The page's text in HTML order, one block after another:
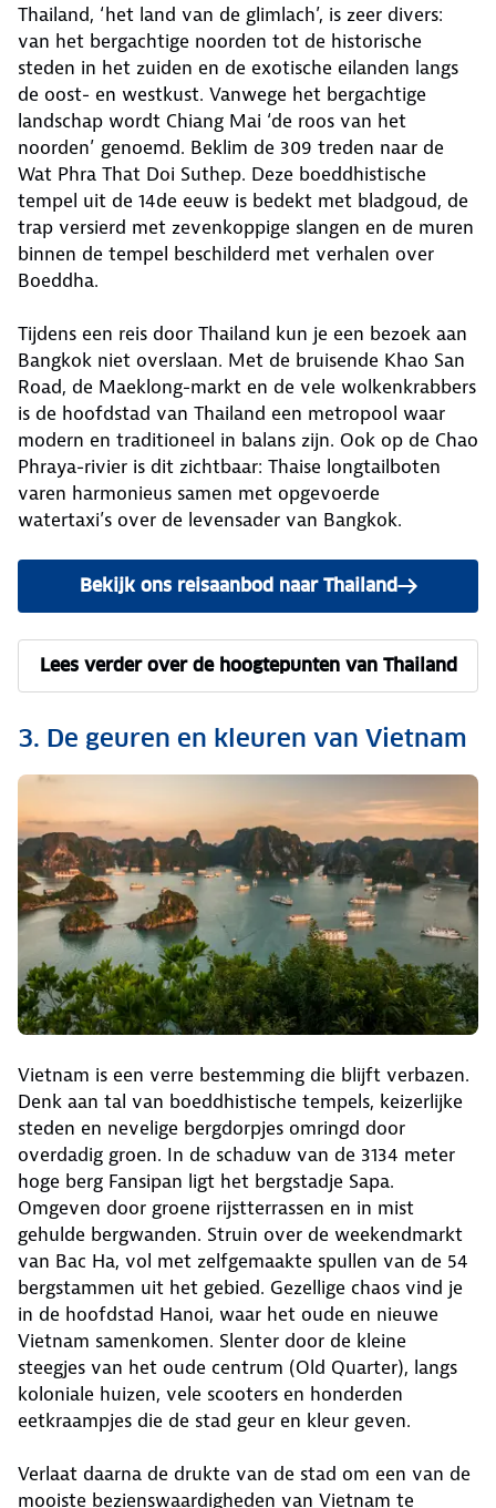
Thailand, ‘het land van de glimlach’, is zeer divers:
van het bergachtige noorden tot de historische
steden in het zuiden en de exotische eilanden langs
de oost- en westkust. Vanwege het bergachtige
landschap wordt Chiang Mai ‘de roos van het
noorden’ genoemd. Beklim de 309 treden naar de
Wat Phra That Doi Suthep. Deze boeddhistische
tempel uit de 14de eeuw is bedekt met bladgoud, de
trap versierd met zevenkoppige slangen en de muren
binnen de tempel beschilderd met verhalen over
Boeddha.
Tijdens een reis door Thailand kun je een bezoek aan
Bangkok niet overslaan. Met de bruisende Khao San
Road, de Maeklong-markt en de vele wolkenkrabbers
is de hoofdstad van Thailand een metropool waar
modern en traditioneel in balans zijn. Ook op de Chao
Phraya-rivier is dit zichtbaar: Thaise longtailboten
varen harmonieus samen met opgevoerde
watertaxi’s over de levensader van Bangkok.
Bekijk ons reisaanbod naar Thailand
Lees verder over de hoogtepunten van Thailand
3. De geuren en kleuren van Vietnam
Vietnam is een verre bestemming die blijft verbazen.
Denk aan tal van boeddhistische tempels, keizerlijke
steden en nevelige bergdorpjes omringd door
overdadig groen. In de schaduw van de 3134 meter
hoge berg Fansipan ligt het bergstadje Sapa.
Omgeven door groene rijstterrassen en in mist
gehulde bergwanden. Struin over de weekendmarkt
van Bac Ha, vol met zelfgemaakte spullen van de 54
bergstammen uit het gebied. Gezellige chaos vind je
in de hoofdstad Hanoi, waar het oude en nieuwe
Vietnam samenkomen. Slenter door de kleine
steegjes van het oude centrum (Old Quarter), langs
koloniale huizen, vele scooters en honderden
eetkraampjes die de stad geur en kleur geven.
Verlaat daarna de drukte van de stad om een van de
mooiste bezienswaardigheden van Vietnam te